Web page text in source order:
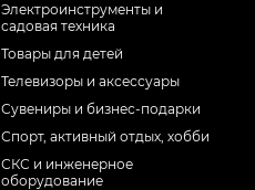
Электроинструменты и
садовая техника
Товары для детей
Телевизоры и аксессуары
Сувениры и бизнес-подарки
Спорт, активный отдых, хобби
СКС и инженерное
оборудование